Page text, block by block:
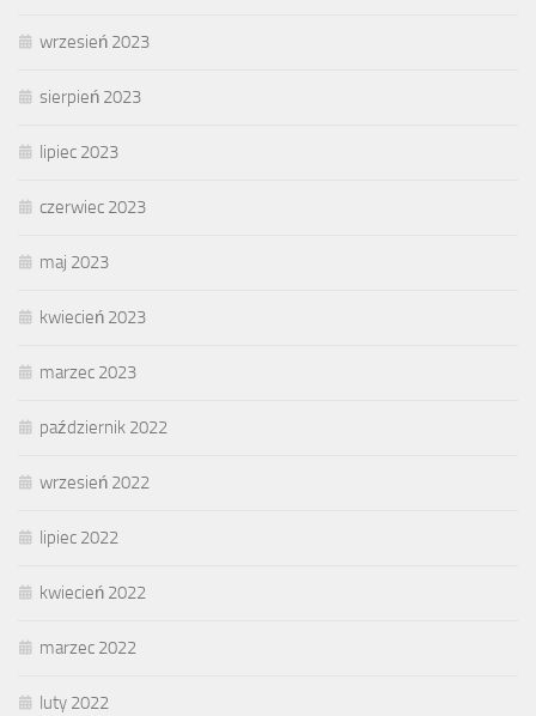
wrzesień 2023
sierpień 2023
lipiec 2023
czerwiec 2023
maj 2023
kwiecień 2023
marzec 2023
październik 2022
wrzesień 2022
lipiec 2022
kwiecień 2022
marzec 2022
luty 2022